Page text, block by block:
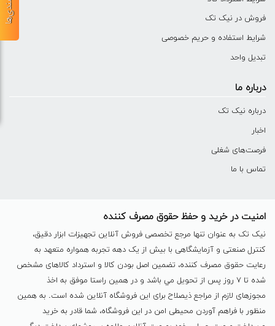
فروش در نیک تک
شرایط استفاده و حریم خصوصی
تبدیل واحد
درباره ما
درباره نیک تک
اخبار
فرصت‌های شغلی
تماس با ما
امنیت در خرید و حفظ حقوق مصرف کننده
نیک تک به عنوان تنها مرجع تخصصی فروش آنلاین تجهیزات ابزار دقیق،
کنترل صنعتی و آزمایشگاهی با بیش از یک دهه تجربه همواره متعهد به
رعایت حقوق مصرف کننده، تضمین اصل بودن کالا و استرداد کالاهای مشخص
شده تا ٧ روز پس از تحویل مي باشد و در همين راستا موفق به اخذ
مجوزهای لازم از مراجع ذیصلاح برای این فروشگاه آنلاین شده است. به همين
منظور با فراهم آوردن محیطی امن در این فروشگاه، شما قادر به خرید